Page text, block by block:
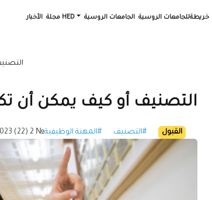
الأخبار مجلة HED الجامعات الروسية خريطةللجامعات الروسية
التصنيف أو كيف يمكن أن
القبول #التصنيف #المهنة الوظيفية№ 2 (22) 2023